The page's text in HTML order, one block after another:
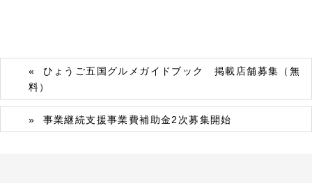
ひょうご五国グルメガイドブック 掲載店舗募集（無
料）
事業継続支援事業費補助金2次募集開始